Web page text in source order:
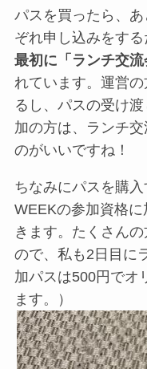
パスを買ったら、
ぞれ申し込みをする
最初に「ランチ交
れています。運営
るし、パスの受け
加の方は、ランチ
のがいいですね！
ちなみにパスを購
WEEKの参加資格
きます。たくさん
ので、私も2日目に
加パスは500円でオ
ます。）